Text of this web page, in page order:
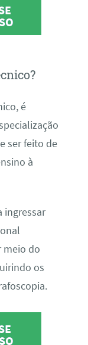
é
ser feito de
à
ingressar
meio do
os